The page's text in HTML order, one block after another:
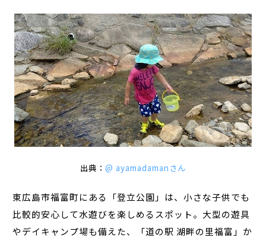
出典： @ ayamadamanさん
東広島市福富町にある「登立公園」は、小さな子供でも
比較的安心して水遊びを楽しめるスポット。大型の遊具
やデイキャンプ場も備えた、「道の駅 湖畔の里福富」か